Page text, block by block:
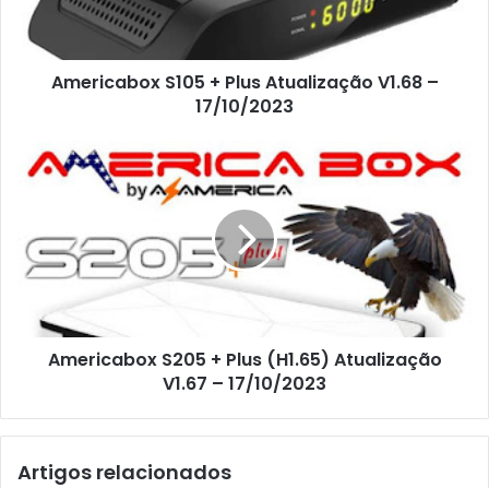
Americabox S105 + Plus Atualização V1.68 –
17/10/2023
Americabox S205 + Plus (H1.65) Atualização
V1.67 – 17/10/2023
Artigos relacionados